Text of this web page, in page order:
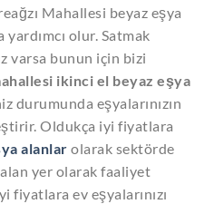
Mahallesi beyaz eşya
olur. Satmak
varsa bunun için bizi
ikinci el beyaz eşya
durumunda eşyalarınızın
Oldukça iyi fiyatlara
alanlar olarak sektörde
yer olarak faaliyet
fiyatlara ev eşyalarınızı